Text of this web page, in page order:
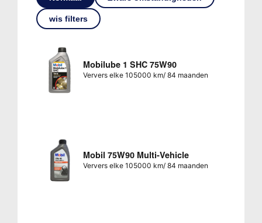
wis filters
Mobilube 1 SHC 75W90
Ververs elke 105000 km/ 84 maanden
Mobil 75W90 Multi-Vehicle
Ververs elke 105000 km/ 84 maanden